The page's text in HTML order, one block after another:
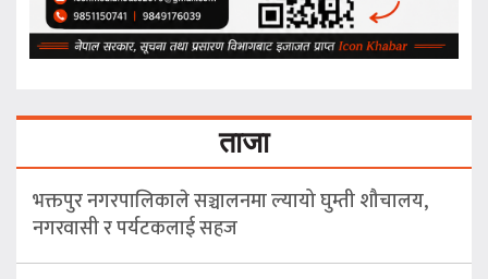
ताजा
भक्तपुर नगरपालिकाले सञ्चालनमा ल्यायो घुम्ती शौचालय,
नगरवासी र पर्यटकलाई सहज